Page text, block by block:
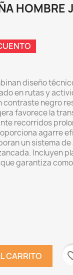
HOMBRE
diseño
en rutas y
contraste negro
favorece la
recorridos
agarre
un sistema
Incluyen
garantiza
CARRITO